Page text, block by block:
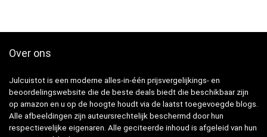
Over ons
Julcuistot is een moderne alles-in-één prijsvergelijkings- en
beoordelingswebsite die de beste deals biedt die beschikbaar zijn
op amazon en u op de hoogte houdt via de laatst toegevoegde blogs.
Alle afbeeldingen zijn auteursrechtelijk beschermd door hun
respectievelijke eigenaren. Alle geciteerde inhoud is afgeleid van hun